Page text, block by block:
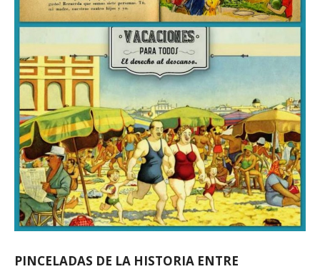
PINCELADAS DE LA HISTORIA ENTRE